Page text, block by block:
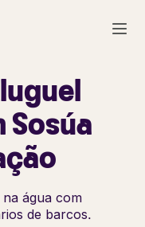
Sosúa
água com
de barcos.